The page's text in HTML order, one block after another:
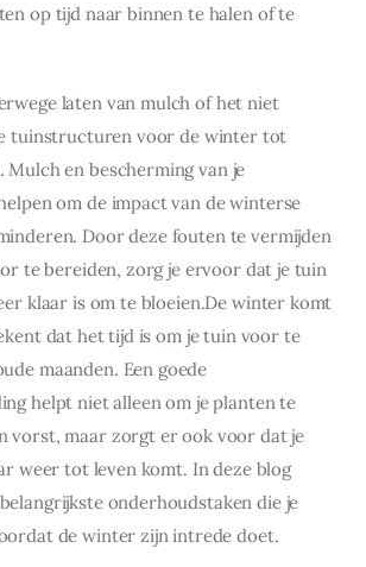
op tijd naar binnen te halen of te
laten van mulch of het niet
tuinstructuren voor de winter tot
Mulch en bescherming van je
om de impact van de winterse
Door deze fouten te vermijden
te bereiden, zorg je ervoor dat je tuin
klaar is om te bloeien.De winter komt
dat het tijd is om je tuin voor te
maanden. Een goede
helpt niet alleen om je planten te
vorst, maar zorgt er ook voor dat je
weer tot leven komt. In deze blog
onderhoudstaken die je
de winter zijn intrede doet.